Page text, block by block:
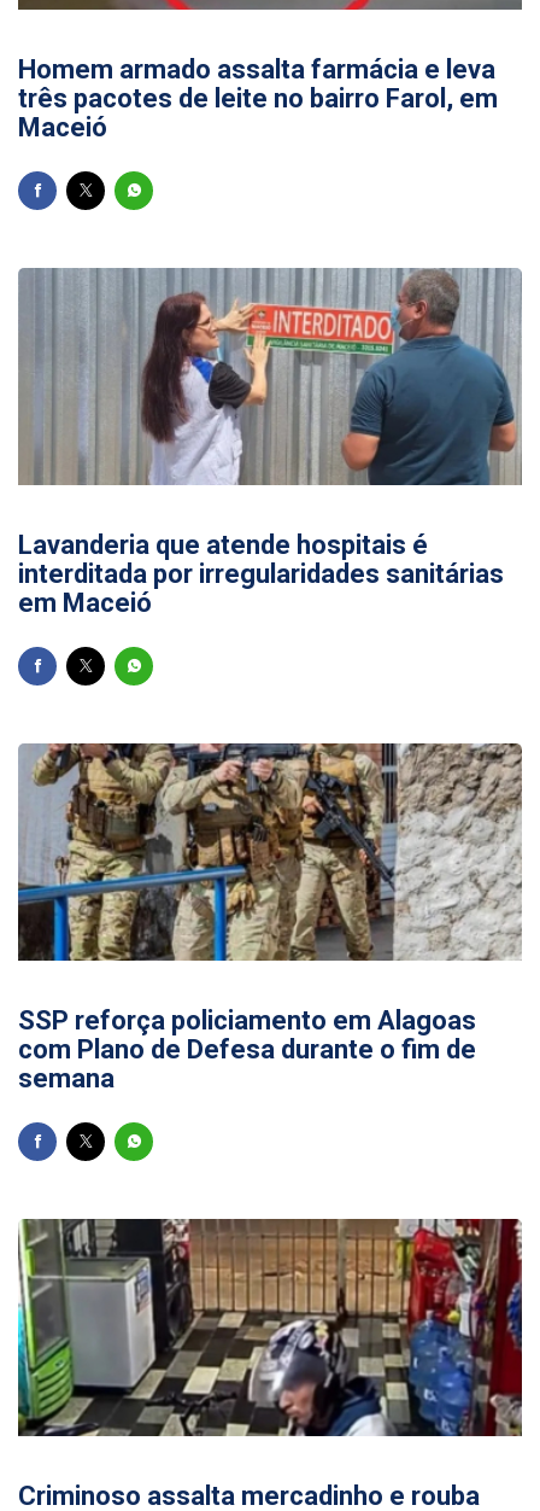
Homem armado assalta farmácia e leva
três pacotes de leite no bairro Farol, em
Maceió
Lavanderia que atende hospitais é
interditada por irregularidades sanitárias
em Maceió
SSP reforça policiamento em Alagoas
com Plano de Defesa durante o fim de
semana
Criminoso assalta mercadinho e rouba